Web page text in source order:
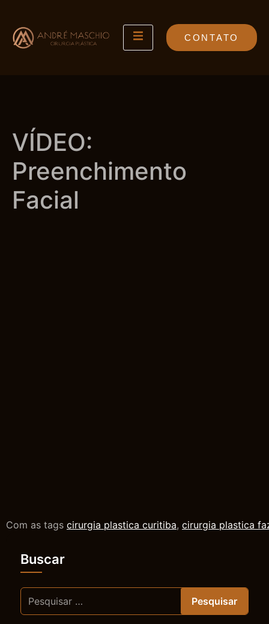
CONTATO
VÍDEO:
Preenchimento
Facial
Com as tags cirurgia plastica curitiba, cirurgia plastica
Buscar